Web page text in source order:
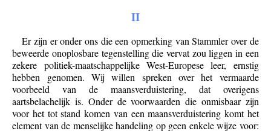
II
Er zijn er onder ons die een opmerking van Stammler over de
beweerde onoplosbare tegenstelling die vervat zou liggen in een
zekere politiek-maatschappelijke West-Europese leer, ernstig
hebben genomen. Wij willen spreken over het vermaarde
voorbeeld van de maansverduistering, dat overigens
aartsbelachelijk is. Onder de voorwaarden die onmisbaar zijn
voor het tot stand komen van een maansverduistering komt het
element van de menselijke handeling op geen enkele wijze voor: